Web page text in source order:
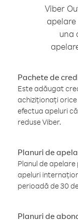
Viber
una
Pachete de
Este adăugat
achiziționați
efectua apeluri
reduse Viber.
Planuri de
Planul de
apeluri
perioadă de 30
Planuri de